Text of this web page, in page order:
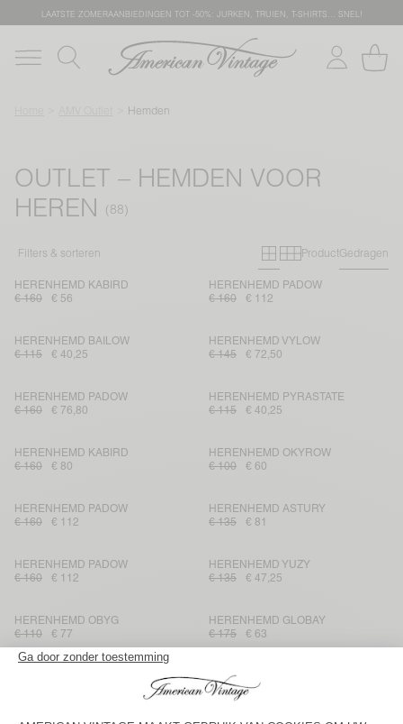
LAATSTE ZOMERAANBIEDINGEN TOT -50%: JURKEN, TRUIEN, T-SHIRTS… SNEL!
Hemden
OUTLET – HEMDEN VOOR
HEREN
Filters & sorteren Primary grid
Secondary
ProductGedragen
HERENHEMD KABIRD
€ 160
€ 56
HERENHEMD PADOW
€ 160
€ 112
HERENHEMD BAILOW
€ 115
€ 40,25
HERENHEMD VYLOW
€ 145
€ 72,50
HERENHEMD PADOW
€ 160
€ 76,80
HERENHEMD PYRASTATE
€ 115
€ 40,25
HERENHEMD KABIRD
€ 160
€ 80
HERENHEMD OKYROW
€ 100
€ 60
HERENHEMD PADOW
€ 160
€ 112
HERENHEMD ASTURY
€ 135
€ 81
HERENHEMD PADOW
€ 160
€ 112
HERENHEMD YUZY
€ 135
€ 47,25
HERENHEMD OBYG
€ 110
€ 77
HERENHEMD GLOBAY
€ 175
€ 63
HERENHEMD PADOW
€ 160
€ 112